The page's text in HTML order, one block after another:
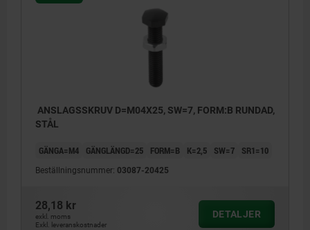
ANSLAGSSKRUV D=M04X25, SW=7, FORM:B RUNDAD,
STÅL
GÄNGA=M4 GÄNGLÄNGD=25 FORM=B K=2,5 SW=7 SR1=10
Beställningsnummer: 03087-20425
28,18 kr
exkl. moms
Exkl. leveranskostnader
DETALJER